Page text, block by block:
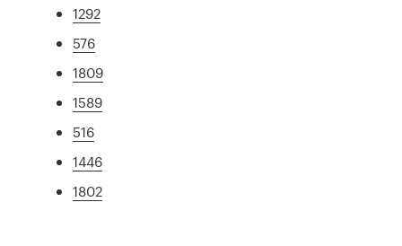
1292
576
1809
1589
516
1446
1802